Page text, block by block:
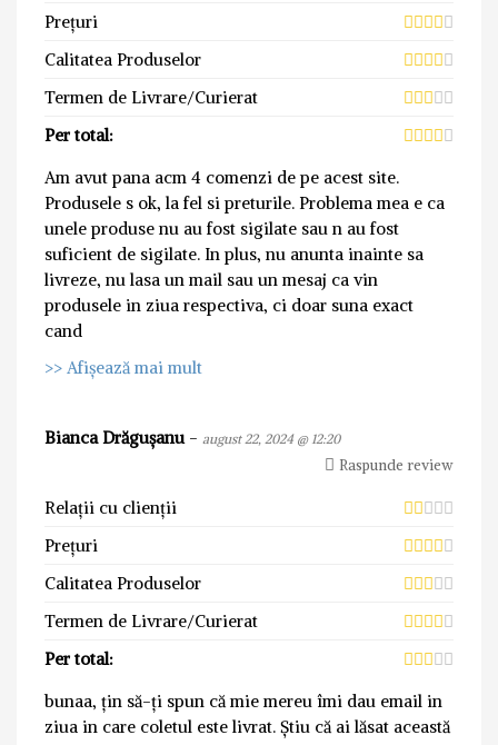
Prețuri
Calitatea Produselor
Termen de Livrare/Curierat
Per total:
Am avut pana acm 4 comenzi de pe acest site.
Produsele s ok, la fel si preturile. Problema mea e ca
unele produse nu au fost sigilate sau n au fost
suficient de sigilate. In plus, nu anunta inainte sa
livreze, nu lasa un mail sau un mesaj ca vin
produsele in ziua respectiva, ci doar suna exact
cand
>> Afișează mai mult
Bianca Drăgușanu - august 22, 2024 @ 12:20
Raspunde review
Relații cu clienții
Prețuri
Calitatea Produselor
Termen de Livrare/Curierat
Per total:
bunaa, țin să-ți spun că mie mereu îmi dau email in
ziua in care coletul este livrat. Știu că ai lăsat această